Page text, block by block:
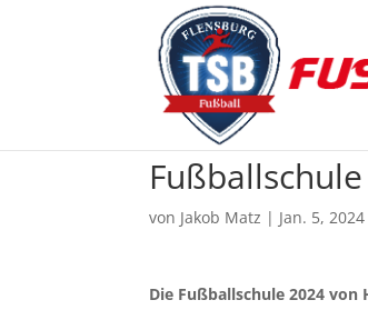
von Jakob Matz | Jan. 5, 2024
Die Fußballschule 2024